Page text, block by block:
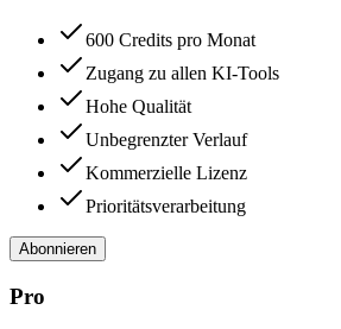
600 Credits pro Monat
Zugang zu allen KI-Tools
Hohe Qualität
Unbegrenzter Verlauf
Kommerzielle Lizenz
Prioritätsverarbeitung
Abonnieren
Pro